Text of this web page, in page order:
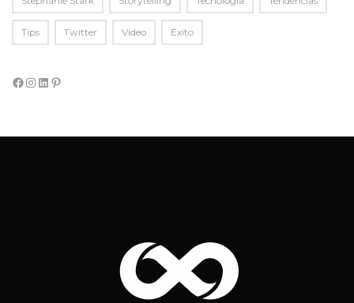
Tips Twitter Video Éxito
Facebook
Instagram
LinkedIn
Pinterest